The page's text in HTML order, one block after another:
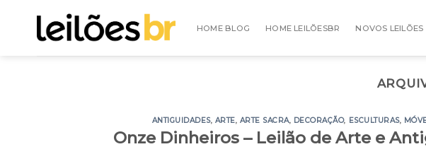
content
HOME BLOG HOME LEILÕESBR NOVOS LEILÕES
ANTIGUIDADES, ARTE, ARTE SACRA, DECORAÇÃO, ESCULTURAS,
Onze Dinheiros – Leilão de Arte e